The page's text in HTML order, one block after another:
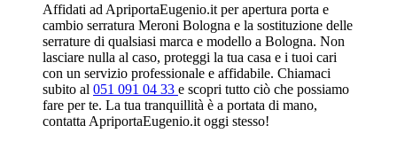
Affidati ad ApriportaEugenio.it per apertura porta e
cambio serratura Meroni Bologna e la sostituzione delle
serrature di qualsiasi marca e modello a Bologna. Non
lasciare nulla al caso, proteggi la tua casa e i tuoi cari
con un servizio professionale e affidabile. Chiamaci
subito al 051 091 04 33 e scopri tutto ciò che possiamo
fare per te. La tua tranquillità è a portata di mano,
contatta ApriportaEugenio.it oggi stesso!